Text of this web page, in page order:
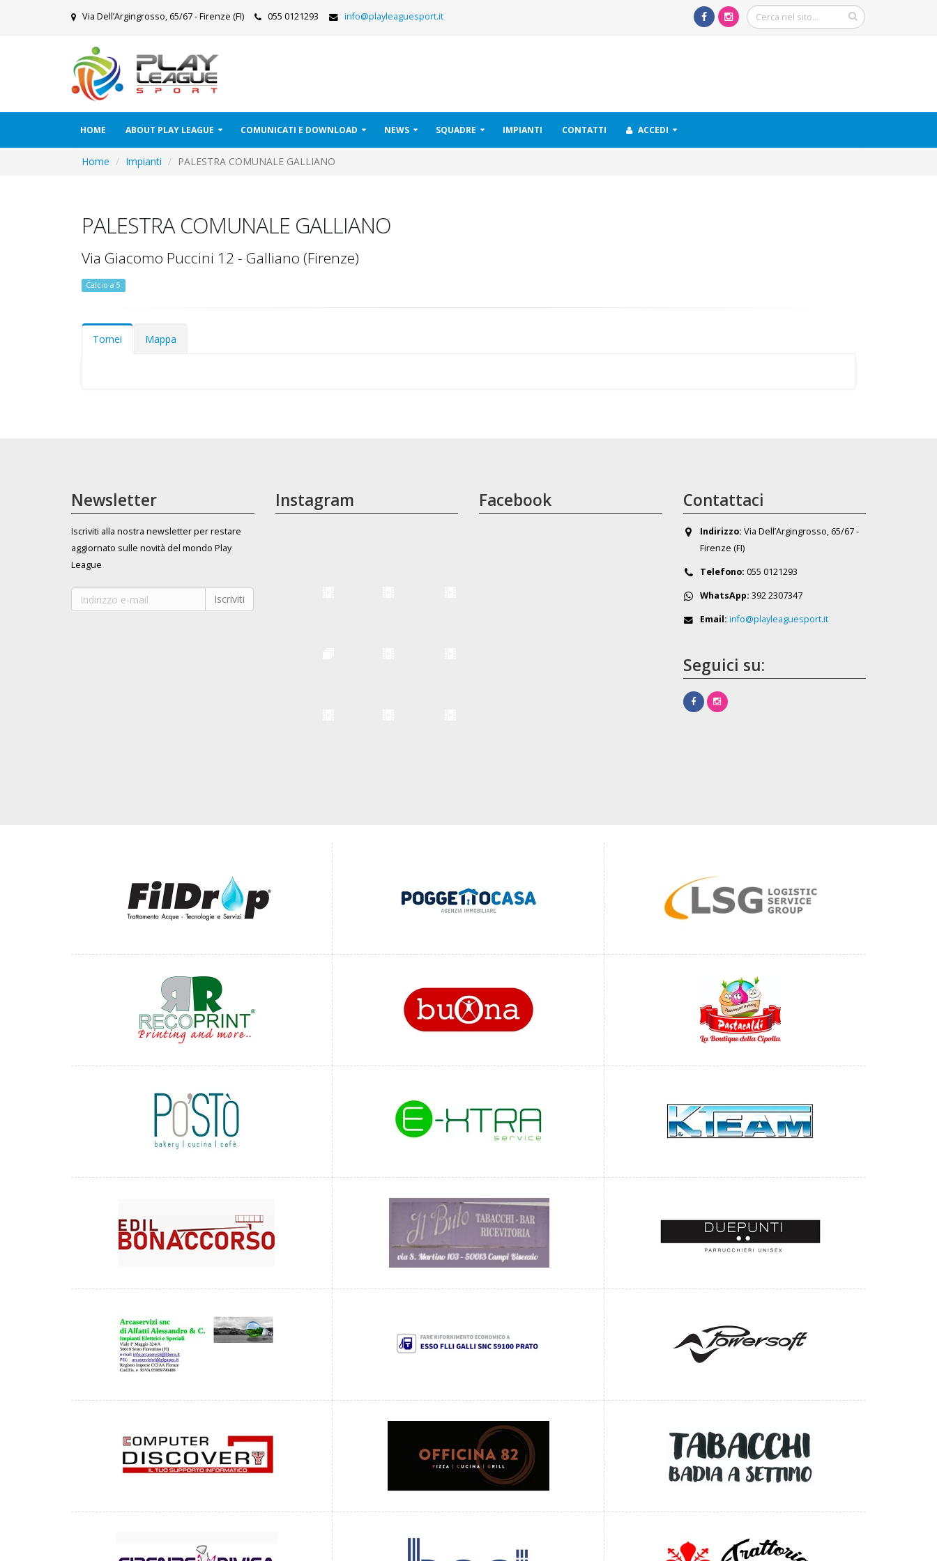
Via Dell’Argingrosso, 65/67 - Firenze (FI) 055 0121293 info@playleaguesport.it
HOME ABOUT PLAY LEAGUE COMUNICATI E DOWNLOAD NEWS SQUADRE IMPIANTI CONTATTI ACCEDI
Home Impianti PALESTRA COMUNALE GALLIANO
PALESTRA COMUNALE GALLIANO
Via Giacomo Puccini 12 - Galliano (Firenze)
Calcio a 5
Tornei Mappa
Newsletter
Iscriviti alla nostra newsletter per restare
aggiornato sulle novità del mondo Play
League
Iscriviti
Instagram Facebook Contattaci
Indirizzo: Via Dell’Argingrosso, 65/67 -
Firenze (FI)
Telefono: 055 0121293
WhatsApp: 392 2307347
Email: info@playleaguesport.it
Seguici su: